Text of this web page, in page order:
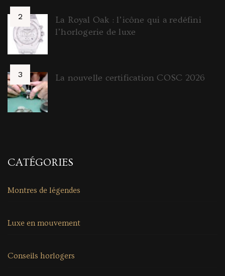
La Royal Oak : l’icône qui a redéfini
l’horlogerie de luxe
La nouvelle certification COSC 2026
CATÉGORIES
Montres de légendes
Luxe en mouvement
Conseils horlogers